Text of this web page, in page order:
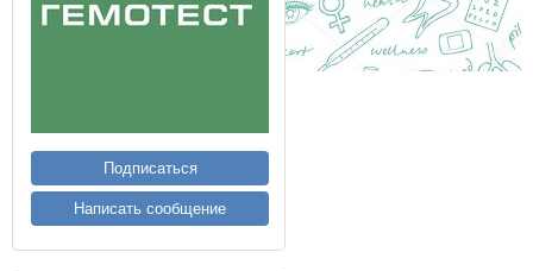
Подписаться
Написать сообщение